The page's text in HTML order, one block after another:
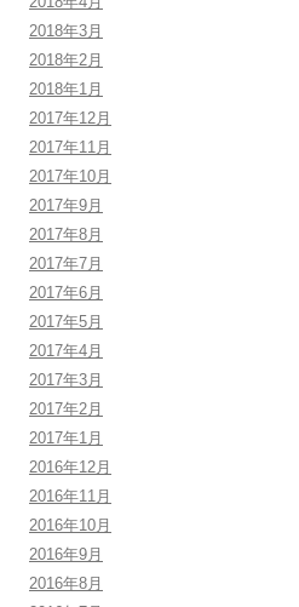
2018年3月
2018年2月
2018年1月
2017年12月
2017年11月
2017年10月
2017年9月
2017年8月
2017年7月
2017年6月
2017年5月
2017年4月
2017年3月
2017年2月
2017年1月
2016年12月
2016年11月
2016年10月
2016年9月
2016年8月